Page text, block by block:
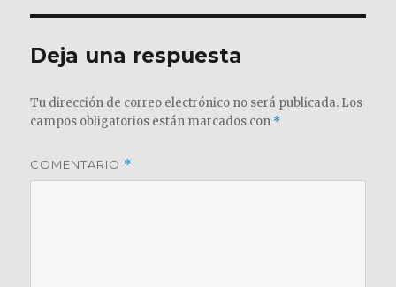
Deja una respuesta
Tu dirección de correo electrónico no será publicada. Los
campos obligatorios están marcados con *
COMENTARIO *